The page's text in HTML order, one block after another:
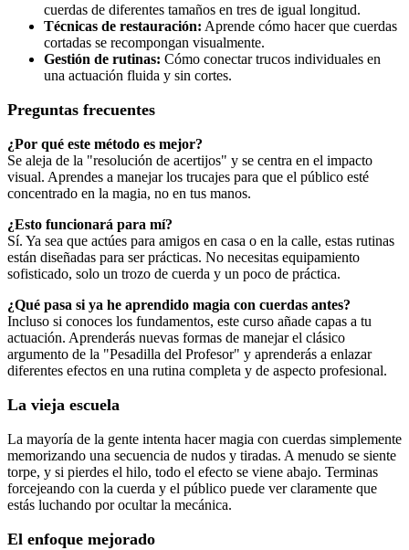
cuerdas de diferentes tamaños en tres de igual longitud.
Técnicas de restauración: Aprende cómo hacer que cuerdas
cortadas se recompongan visualmente.
Gestión de rutinas: Cómo conectar trucos individuales en
una actuación fluida y sin cortes.
Preguntas frecuentes
¿Por qué este método es mejor?
Se aleja de la "resolución de acertijos" y se centra en el impacto
visual. Aprendes a manejar los trucajes para que el público esté
concentrado en la magia, no en tus manos.
¿Esto funcionará para mí?
Sí. Ya sea que actúes para amigos en casa o en la calle, estas rutinas
están diseñadas para ser prácticas. No necesitas equipamiento
sofisticado, solo un trozo de cuerda y un poco de práctica.
¿Qué pasa si ya he aprendido magia con cuerdas antes?
Incluso si conoces los fundamentos, este curso añade capas a tu
actuación. Aprenderás nuevas formas de manejar el clásico
argumento de la "Pesadilla del Profesor" y aprenderás a enlazar
diferentes efectos en una rutina completa y de aspecto profesional.
La vieja escuela
La mayoría de la gente intenta hacer magia con cuerdas simplemente
memorizando una secuencia de nudos y tiradas. A menudo se siente
torpe, y si pierdes el hilo, todo el efecto se viene abajo. Terminas
forcejeando con la cuerda y el público puede ver claramente que
estás luchando por ocultar la mecánica.
El enfoque mejorado